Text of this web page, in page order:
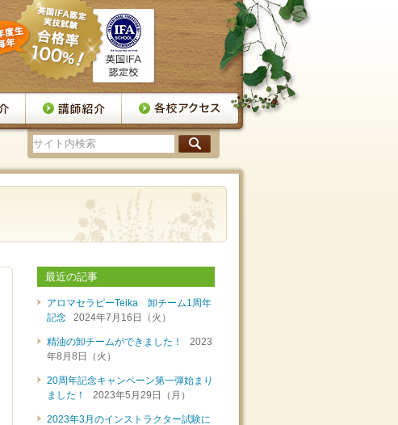
最近の記事
アロマセラピーTeika 卸チーム1周年
記念
2024年7月16日（火）
精油の卸チームができました！
2023
年8月8日（火）
20周年記念キャンペーン第一弾始まり
ました！
2023年5月29日（月）
2023年3月のインストラクター試験に